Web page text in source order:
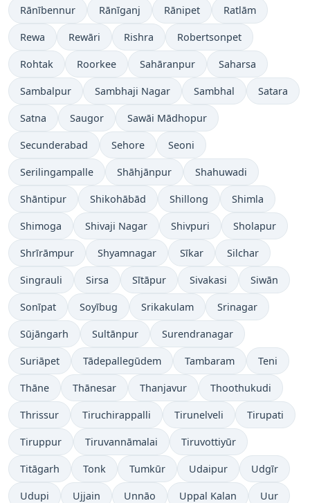
Rānībennur Rānīganj Rānipet Ratlām
Rewa Rewāri Rishra Robertsonpet
Rohtak Roorkee Sahāranpur Saharsa
Sambalpur Sambhaji Nagar Sambhal Satara
Satna Saugor Sawāi Mādhopur
Secunderabad Sehore Seoni
Serilingampalle Shāhjānpur Shahuwadi
Shāntipur Shikohābād Shillong Shimla
Shimoga Shivaji Nagar Shivpuri Sholapur
Shrīrāmpur Shyamnagar Sīkar Silchar
Singrauli Sirsa Sītāpur Sivakasi Siwān
Sonīpat Soyībug Srikakulam Srinagar
Sūjāngarh Sultānpur Surendranagar
Suriāpet Tādepallegūdem Tambaram Teni
Thāne Thānesar Thanjavur Thoothukudi
Thrissur Tiruchirappalli Tirunelveli Tirupati
Tiruppur Tiruvannāmalai Tiruvottiyūr
Titāgarh Tonk Tumkūr Udaipur Udgīr
Udupi Ujjain Unnāo Uppal Kalan Uur